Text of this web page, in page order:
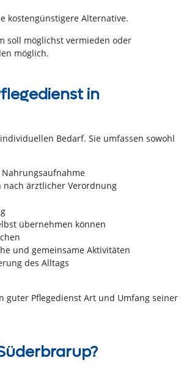
kostengünstigere Alternative.
soll möglichst vermieden oder
möglich.
in
Bedarf. Sie umfassen sowohl
nach ärztlicher Verordnung
übernehmen können
und gemeinsame Aktivitäten
des Alltags
guter Pflegedienst Art und Umfang seiner